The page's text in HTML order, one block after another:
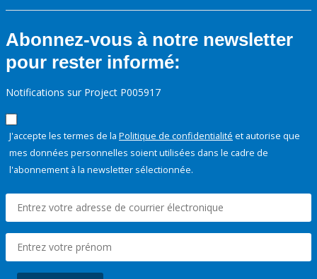
Abonnez-vous à notre newsletter
pour rester informé:
Notifications sur Project P005917
J'accepte les termes de la Politique de confidentialité et autorise que
mes données personnelles soient utilisées dans le cadre de
l'abonnement à la newsletter sélectionnée.